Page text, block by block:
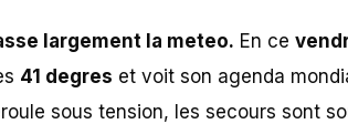
largement la meteo. En ce
41 degres et voit son agenda
sous tension, les secours sont